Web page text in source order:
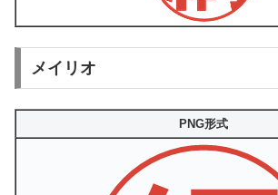
メイリオ
PNG形式